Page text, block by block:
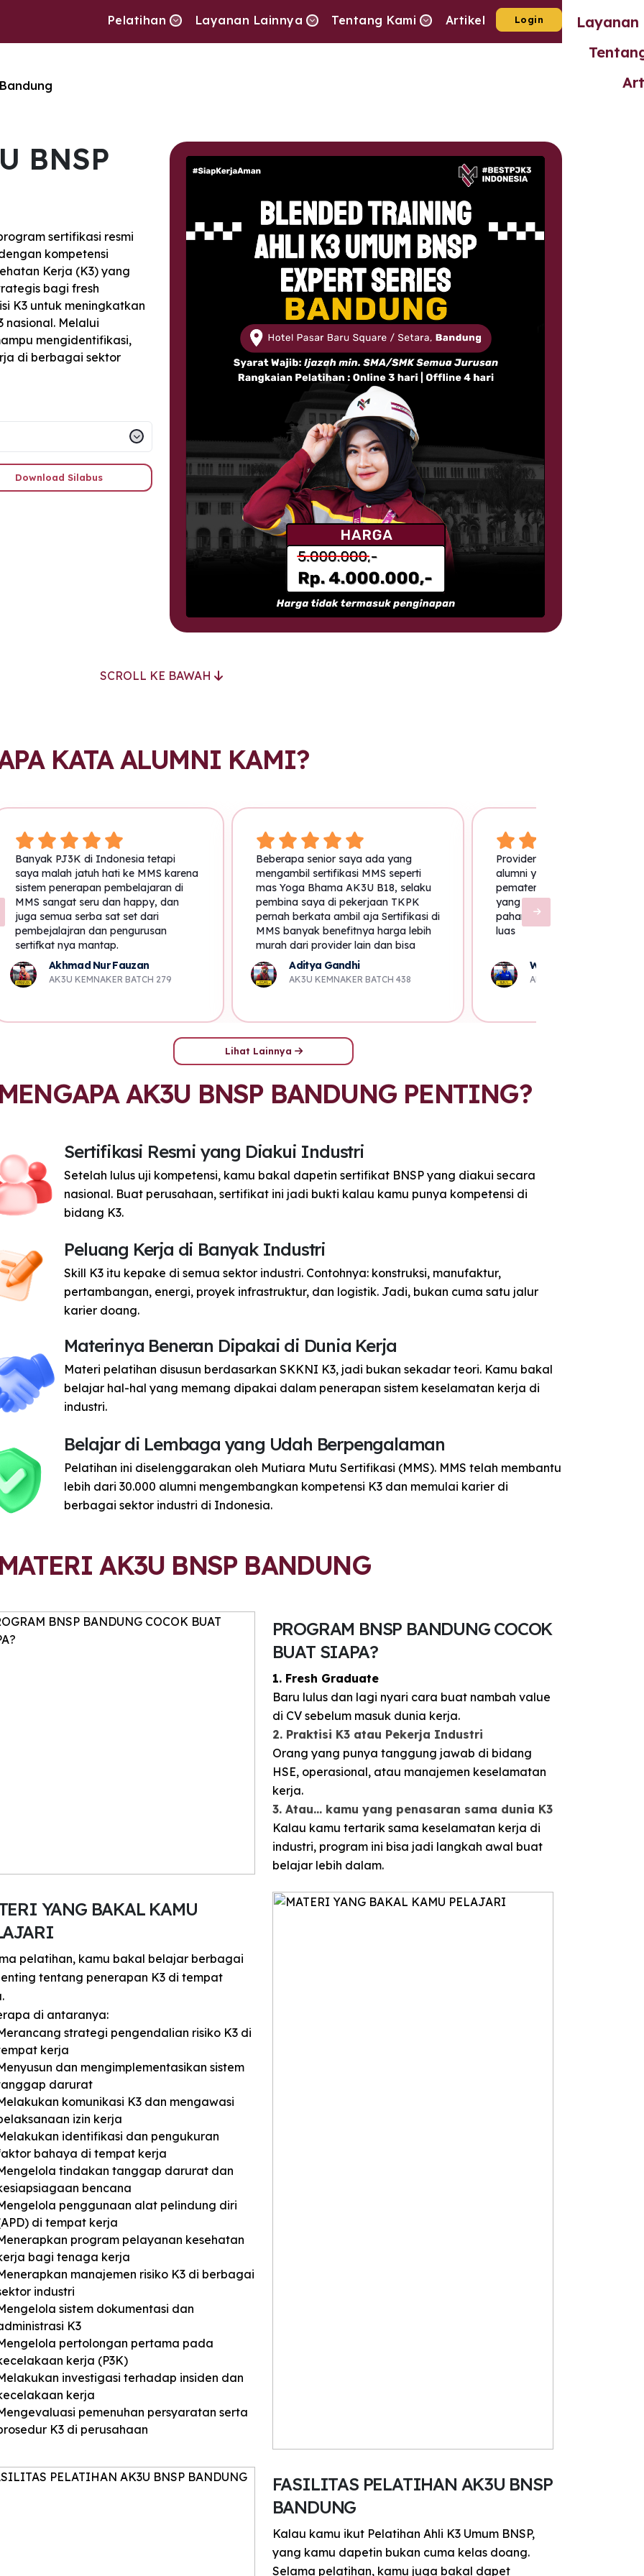
Pelatihan Layanan Lainnya Tentang Kami Artikel Login
Layanan
BNSP
sertifikasi resmi
kompetensi
Kerja (K3) yang
bagi fresh
K3 untuk meningkatkan
nasional. Melalui
mengidentifikasi,
di berbagai sektor
Download Silabus
SCROLL KE BAWAH
KATA ALUMNI KAMI?
Banyak PJ3K di Indonesia tetapi
saya malah jatuh hati ke MMS karena
sistem penerapan pembelajaran di
MMS sangat seru dan happy, dan
juga semua serba sat set dari
pembejalajran dan pengurusan
sertifkat nya mantap.
Akhmad Nur Fauzan
AK3U KEMNAKER BATCH 279
Beberapa senior saya ada yang
mengambil sertifikasi MMS seperti
mas Yoga Bhama AK3U B18, selaku
pembina saya di pekerjaan TKPK
pernah berkata ambil aja Sertifikasi di
MMS banyak benefitnya harga lebih
murah dari provider lain dan bisa
lebih cepat dalam administrasi, dari
situlah saya menabung untuk ambil
sertifikasi
Aditya Gandhi
AK3U KEMNAKER BATCH 438
Provider yang sudah
alumni yang luar biasa,
pemateri sangat luar biasa,
yang disampaikan sangat
pahami, diskusi yang terbuka
luas
Wildan Ilyas
AK3U KEMNAKER BATCH
Lihat Lainnya
MENGAPA AK3U BNSP BANDUNG PENTING?
Sertifikasi Resmi yang Diakui Industri
Setelah lulus uji kompetensi, kamu bakal dapetin sertifikat BNSP yang diakui secara
nasional. Buat perusahaan, sertifikat ini jadi bukti kalau kamu punya kompetensi di
bidang K3.
Peluang Kerja di Banyak Industri
Skill K3 itu kepake di semua sektor industri. Contohnya: konstruksi, manufaktur,
pertambangan, energi, proyek infrastruktur, dan logistik. Jadi, bukan cuma satu jalur
karier doang.
Materinya Beneran Dipakai di Dunia Kerja
Materi pelatihan disusun berdasarkan SKKNI K3, jadi bukan sekadar teori. Kamu bakal
belajar hal-hal yang memang dipakai dalam penerapan sistem keselamatan kerja di
industri.
Belajar di Lembaga yang Udah Berpengalaman
Pelatihan ini diselenggarakan oleh Mutiara Mutu Sertifikasi (MMS). MMS telah membantu
lebih dari 30.000 alumni mengembangkan kompetensi K3 dan memulai karier di
berbagai sektor industri di Indonesia.
MATERI AK3U BNSP BANDUNG
PROGRAM BNSP BANDUNG COCOK
BUAT SIAPA?
1. Fresh Graduate
Baru lulus dan lagi nyari cara buat nambah value
di CV sebelum masuk dunia kerja.
2. Praktisi K3 atau Pekerja Industri
Orang yang punya tanggung jawab di bidang
HSE, operasional, atau manajemen keselamatan
kerja.
3. Atau… kamu yang penasaran sama dunia K3
Kalau kamu tertarik sama keselamatan kerja di
industri, program ini bisa jadi langkah awal buat
belajar lebih dalam.
YANG BAKAL KAMU
pelatihan, kamu bakal belajar berbagai
tentang penerapan K3 di tempat
di antaranya:
strategi pengendalian risiko K3 di
kerja
dan mengimplementasikan sistem
darurat
komunikasi K3 dan mengawasi
izin kerja
identifikasi dan pengukuran
bahaya di tempat kerja
tindakan tanggap darurat dan
bencana
penggunaan alat pelindung diri
di tempat kerja
program pelayanan kesehatan
bagi tenaga kerja
manajemen risiko K3 di berbagai
industri
sistem dokumentasi dan
K3
pertolongan pertama pada
kerja (P3K)
investigasi terhadap insiden dan
kerja
pemenuhan persyaratan serta
K3 di perusahaan
FASILITAS PELATIHAN AK3U BNSP
BANDUNG
Kalau kamu ikut Pelatihan Ahli K3 Umum BNSP,
yang kamu dapetin bukan cuma kelas doang.
Selama pelatihan, kamu juga bakal dapet